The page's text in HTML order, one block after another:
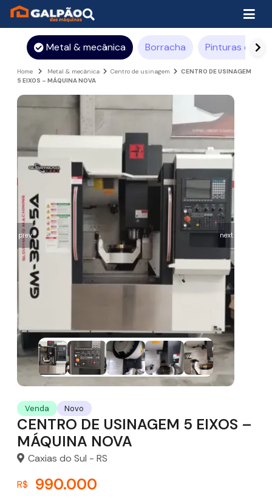
Metal & mecânica Borracha Pinturas e
Home Metal & mecânica Centro de usinagem
CENTRO DE USINAGEM
5 EIXOS – MÁQUINA NOVA
prev next
Venda Novo
CENTRO DE USINAGEM 5 EIXOS –
MÁQUINA NOVA
Caxias do Sul - RS
R$ 990.000